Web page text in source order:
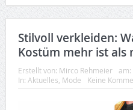
Stilvoll verkleiden:
Kostüm mehr ist als
Erstellt von: Mirco Rehmeier am:
In: Aktuelles Mode Keine